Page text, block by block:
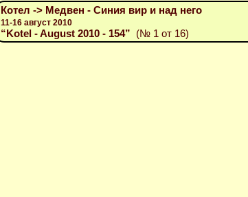
Котел -> Медвен - Синия вир и над него
11-16 август 2010
“Kotel - August 2010 - 154” (№ 1 от 16)